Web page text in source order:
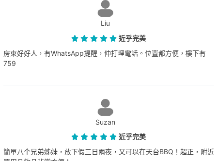
Liu
近乎完美
房東好好人，有WhatsApp提醒，仲打埋電話。位置都方便，樓下有
759
Suzan
近乎完美
簡單八个兄弟姊妹，放下假三日兩夜，又可以在天台BBQ！超正，附近